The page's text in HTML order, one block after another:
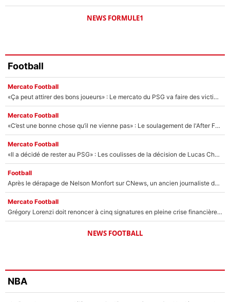
NEWS FORMULE1
Football
Mercato Football
«Ça peut attirer des bons joueurs» : Le mercato du PSG va faire des victimes dans l'effectif de Luis Enrique ?
Mercato Football
«C’est une bonne chose qu’il ne vienne pas» : Le soulagement de l'After Foot après le transfert avorté de Yan Diomandé au PSG
Mercato Football
«Il a décidé de rester au PSG» : Les coulisses de la décision de Lucas Chevalier pour son transfert
Football
Après le dérapage de Nelson Monfort sur CNews, un ancien journaliste de France Télévisions relance la polémique sur les incendies en Gironde
Mercato Football
Grégory Lorenzi doit renoncer à cinq signatures en pleine crise financière : L’IA propose sept noms à l’OM pour un mercato réussi... à seulement 5M€ !
NEWS FOOTBALL
NBA